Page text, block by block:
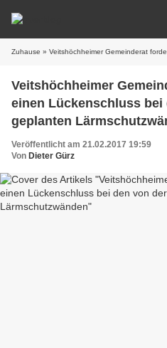
Zuhause » Veitshöchheimer Gemeinderat fordert dreimal einen
Veitshöchheimer
einen Lückenschluss bei
geplanten
Veröffentlicht am 21.02.2017 19:59
Von Dieter Gürz